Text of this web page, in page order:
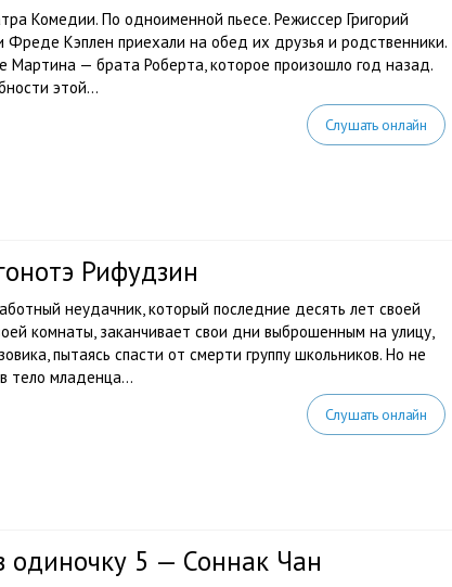
Комедии. По одноименной пьесе. Режиссер Григорий
Фреде Кэплен приехали на обед их друзья и родственники.
Мартина — брата Роберта, которое произошло год назад.
этой...
Слушать онлайн
Рифудзин
неудачник, который последние десять лет своей
комнаты, заканчивает свои дни выброшенным на улицу,
пытаясь спасти от смерти группу школьников. Но не
тело младенца...
Слушать онлайн
одиночку 5 — Соннак Чан